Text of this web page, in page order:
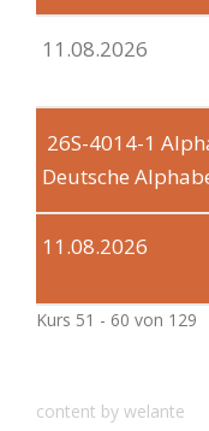
11.08.2026
26S-4014-1
Deutsche
11.08.2026
Kurs 51 - 60 von 129
content by welante